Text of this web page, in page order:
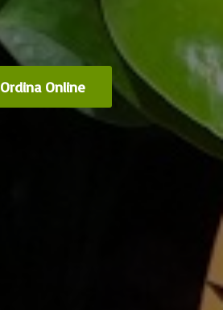
Ordina Online